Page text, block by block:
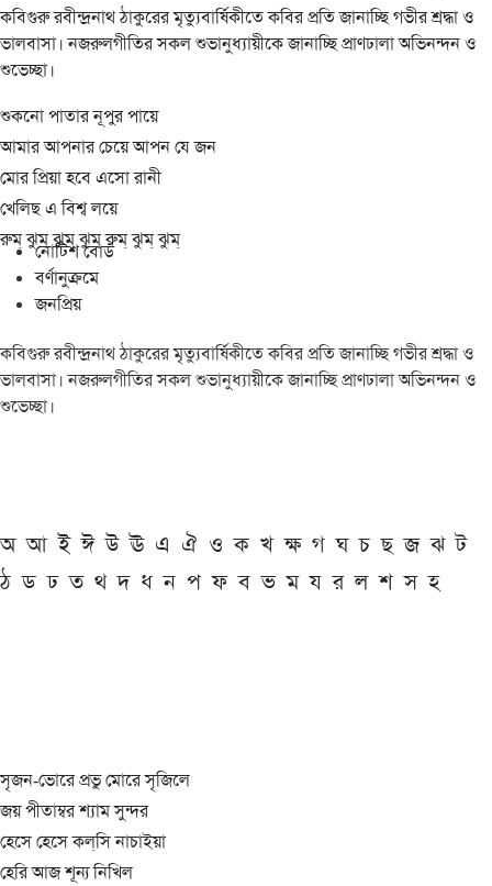
কবিগুরু রবীন্দ্রনাথ ঠাকুরের মৃত্যুবার্ষিকীতে কবির প্রতি জানাচ্ছি গভীর শ্রদ্ধা ও
ভালবাসা। নজরুলগীতির সকল শুভানুধ্যায়ীকে জানাচ্ছি প্রাণঢালা অভিনন্দন ও
শুভেচ্ছা।
শুকনো পাতার নূপুর পায়ে
আমার আপনার চেয়ে আপন যে জন
মোর প্রিয়া হবে এসো রানী
খেলিছ এ বিশ্ব লয়ে
রুম্ ঝুম্ ঝুম্ ঝুম্ রুম্ ঝুম্ ঝুম্
নোটিশ বোর্ড
বর্ণানুক্রমে
জনপ্রিয়
কবিগুরু রবীন্দ্রনাথ ঠাকুরের মৃত্যুবার্ষিকীতে কবির প্রতি জানাচ্ছি গভীর শ্রদ্ধা ও
ভালবাসা। নজরুলগীতির সকল শুভানুধ্যায়ীকে জানাচ্ছি প্রাণঢালা অভিনন্দন ও
শুভেচ্ছা।
অ আ ই ঈ উ ঊ এ ঐ ও ক খ ক্ষ গ ঘ চ ছ জ ঝ ট
ঠ ড ঢ ত থ দ ধ ন প ফ ব ভ ম য র ল শ স হ
সৃজন-ভোরে প্রভু মোরে সৃজিলে
জয় পীতাম্বর শ্যাম সুন্দর
হেসে হেসে কল্‌সি নাচাইয়া
হেরি আজ শূন্য নিখিল